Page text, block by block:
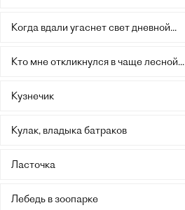
Когда вдали угаснет свет дневной...
Кто мне откликнулся в чаще лесной...
Кузнечик
Кулак, владыка батраков
Ласточка
Лебедь в зоопарке